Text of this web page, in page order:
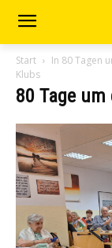
Start In 80 Tagen
Klubs
80 Tage